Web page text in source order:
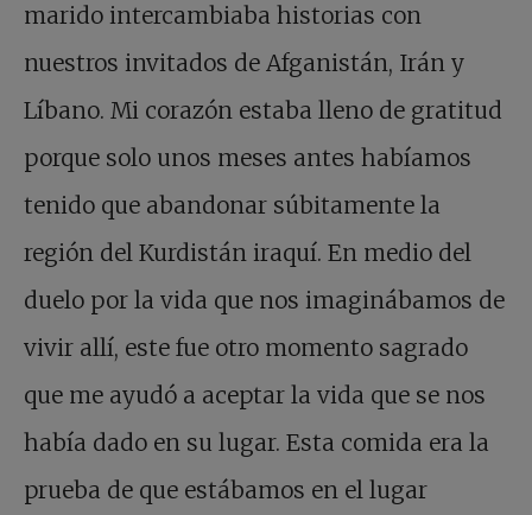
marido intercambiaba historias con
nuestros invitados de Afganistán, Irán y
Líbano. Mi corazón estaba lleno de gratitud
porque solo unos meses antes habíamos
tenido que abandonar súbitamente la
región del Kurdistán iraquí. En medio del
duelo por la vida que nos imaginábamos de
vivir allí, este fue otro momento sagrado
que me ayudó a aceptar la vida que se nos
había dado en su lugar. Esta comida era la
prueba de que estábamos en el lugar